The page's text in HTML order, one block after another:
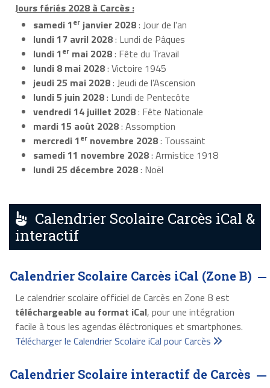
Jours fériés 2028 à Carcès :
samedi 1er janvier 2028: Jour de l'an
lundi 17 avril 2028: Lundi de Pâques
lundi 1er mai 2028: Fête du Travail
lundi 8 mai 2028: Victoire 1945
jeudi 25 mai 2028: Jeudi de l'Ascension
lundi 5 juin 2028: Lundi de Pentecôte
vendredi 14 juillet 2028: Fête Nationale
mardi 15 août 2028: Assomption
mercredi 1er novembre 2028: Toussaint
samedi 11 novembre 2028: Armistice 1918
lundi 25 décembre 2028: Noël
Calendrier Scolaire Carcès iCal &
interactif
Calendrier Scolaire Carcès iCal (Zone B)
Le calendrier scolaire officiel de Carcès en Zone B est
téléchargeable au format iCal, pour une intégration
facile à tous les agendas éléctroniques et smartphones.
Télécharger le Calendrier Scolaire iCal pour Carcès
Calendrier Scolaire interactif de Carcès